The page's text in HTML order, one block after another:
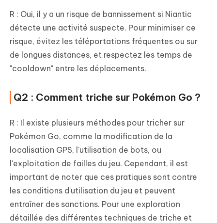
R : Oui, il y a un risque de bannissement si Niantic
détecte une activité suspecte. Pour minimiser ce
risque, évitez les téléportations fréquentes ou sur
de longues distances, et respectez les temps de
"cooldown" entre les déplacements.
Q2 : Comment triche sur Pokémon Go ?
R : Il existe plusieurs méthodes pour tricher sur
Pokémon Go, comme la modification de la
localisation GPS, l'utilisation de bots, ou
l'exploitation de failles du jeu. Cependant, il est
important de noter que ces pratiques sont contre
les conditions d'utilisation du jeu et peuvent
entraîner des sanctions. Pour une exploration
détaillée des différentes techniques de triche et